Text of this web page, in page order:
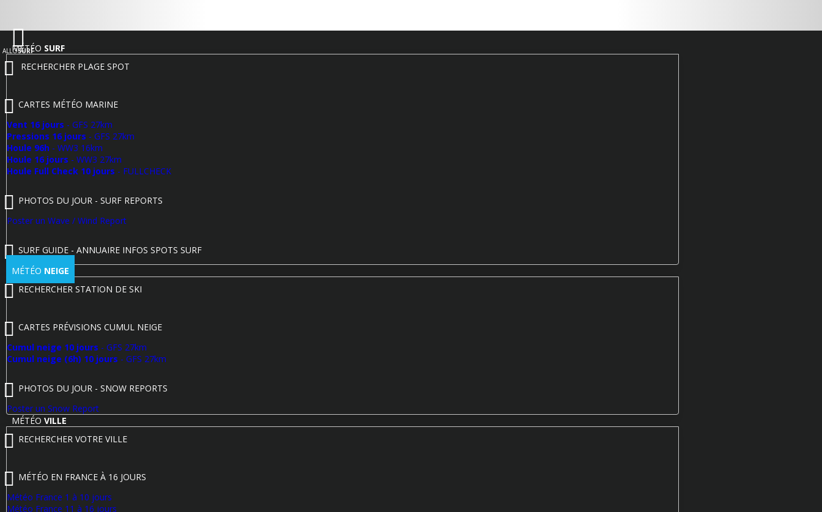
ALLOSURF
MÉTÉO SURF
RECHERCHER PLAGE SPOT
CARTES MÉTÉO MARINE
Vent 16 jours - GFS 27km
Pressions 16 jours - GFS 27km
Houle 96h - WW3 16km
Houle 16 jours - WW3 27km
Houle Full Check 10 jours - FULLCHECK
PHOTOS DU JOUR - SURF REPORTS
Poster un Wave / Wind Report
SURF GUIDE - ANNUAIRE INFOS SPOTS SURF
MÉTÉO NEIGE
RECHERCHER STATION DE SKI
CARTES PRÉVISIONS CUMUL NEIGE
Cumul neige 10 jours - GFS 27km
Cumul neige (6h) 10 jours - GFS 27km
PHOTOS DU JOUR - SNOW REPORTS
Poster un Snow Report
MÉTÉO VILLE
RECHERCHER VOTRE VILLE
MÉTÉO EN FRANCE À 16 JOURS
Météo France 1 à 10 jours
Météo France 11 à 16 jours